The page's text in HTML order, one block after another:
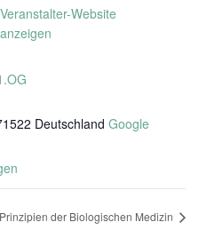
Deutschland Google
Veranstalter-Website
anzeigen
Prinzipien der Biologischen Medizin